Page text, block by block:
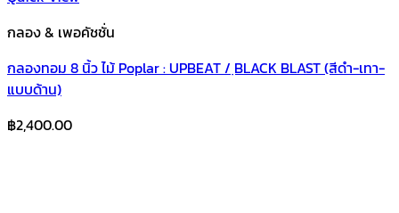
กลอง & เพอคัชชั่น
กลองทอม 8 นิ้ว ไม้ Poplar : UPBEAT / ฺBLACK BLAST (สีดำ-เทา-
แบบด้าน)
฿2,400.00